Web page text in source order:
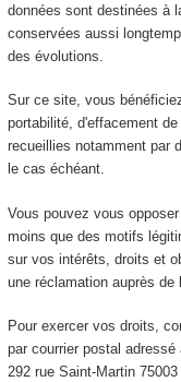
données sont destinées à
conservées aussi
des évolutions.
Sur ce site, vous
portabilité, d'effacement
recueillies notamment par
le cas échéant.
Vous pouvez vous
moins que des motifs
sur vos intérêts, droits et
une réclamation auprès de
Pour exercer vos droits,
par courrier postal
292 rue Saint-Martin